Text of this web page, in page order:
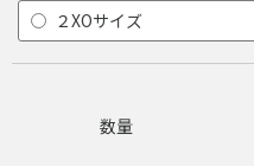
２XOサイズ
数量